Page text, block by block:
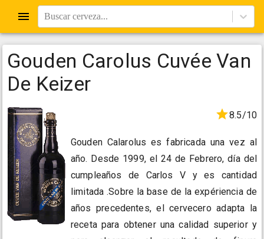
Buscar cerveza...
Gouden Carolus Cuvée Van
De Keizer
8.5/10
Gouden Calarolus es fabricada una vez al
año. Desde 1999, el 24 de Febrero, día del
cumpleaños de Carlos V y es cantidad
limitada .Sobre la base de la expériencia de
años precedentes, el cervecero adapta la
receta para obtener una calidad superior y